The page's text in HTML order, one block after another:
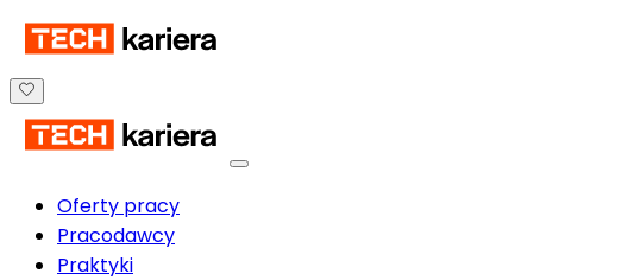
Oferty pracy
Pracodawcy
Praktyki